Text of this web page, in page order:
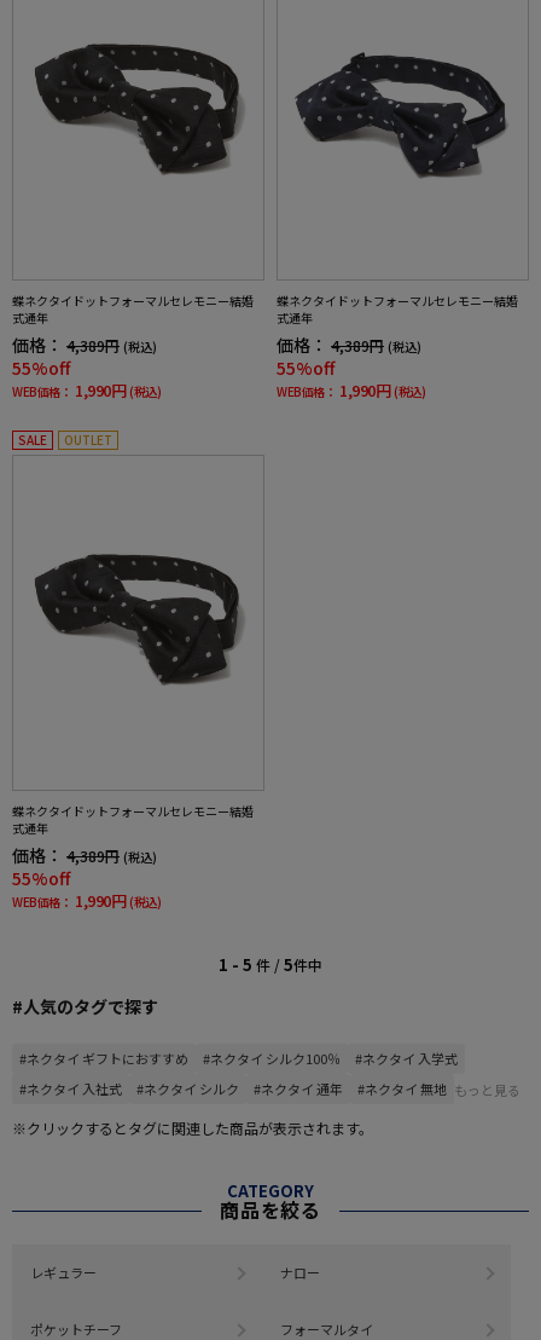
蝶ネクタイドットフォーマルセレモニー結婚
式通年
価格： 4,389円 (税込)
55%off
WEB価格： 1,990円 (税込)
蝶ネクタイドットフォーマルセレモニー結婚
式通年
価格： 4,389円 (税込)
55%off
WEB価格： 1,990円 (税込)
SALE OUTLET
蝶ネクタイドットフォーマルセレモニー結婚
式通年
価格： 4,389円 (税込)
55%off
WEB価格： 1,990円 (税込)
1 - 5 件 /5件中
#人気のタグで探す
#ネクタイ ギフトにおすすめ #ネクタイ シルク100％
#ネクタイ 入学式
#ネクタイ 入社式
#ネクタイ シルク #ネクタイ 通年 #ネクタイ 無地 もっと見る
※クリックするとタグに関連した商品が表示されます。
CATEGORY
商品を絞る
レギュラー ナロー
ポケットチーフ フォーマルタイ